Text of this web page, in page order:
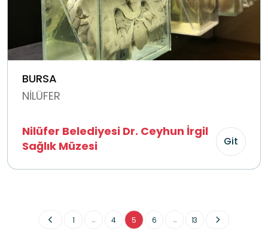
BURSA
NİLÜFER
Nilüfer Belediyesi Dr. Ceyhun İrgil
Sağlık Müzesi
Git
1 ... 4 5 6 ... 13